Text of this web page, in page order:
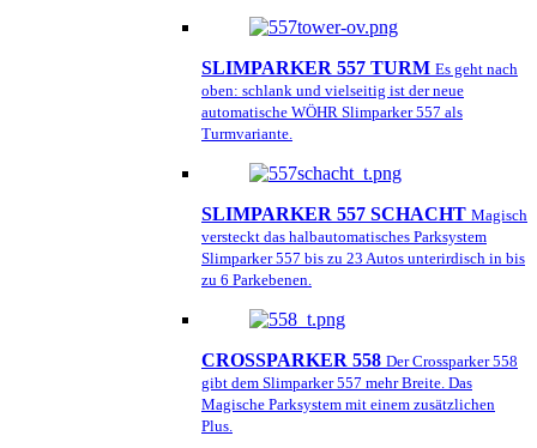
SLIMPARKER 557 TURM Es geht nach
oben: schlank und vielseitig ist der neue
automatische WÖHR Slimparker 557 als
Turmvariante.
SLIMPARKER 557 SCHACHT Magisch
versteckt das halbautomatisches Parksystem
Slimparker 557 bis zu 23 Autos unterirdisch in bis
zu 6 Parkebenen.
CROSSPARKER 558 Der Crossparker 558
gibt dem Slimparker 557 mehr Breite. Das
Magische Parksystem mit einem zusätzlichen
Plus.